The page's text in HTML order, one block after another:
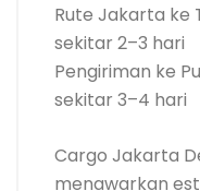
Rute Jakarta ke
sekitar 2–3 hari
Pengiriman ke
sekitar 3–4 hari
Cargo Jakarta
menawarkan